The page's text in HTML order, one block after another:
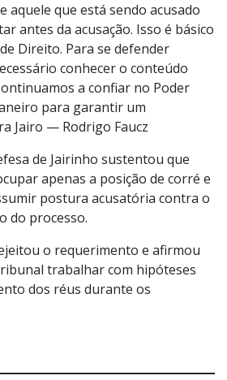
aquele que está sendo acusado
antes da acusação. Isso é básico
Direito. Para se defender
conhecer o conteúdo
a confiar no Poder
para garantir um
Jairo — Rodrigo Faucz
de Jairinho sustentou que
apenas a posição de corré e
postura acusatória contra o
do processo.
o requerimento e afirmou
trabalhar com hipóteses
dos réus durante os